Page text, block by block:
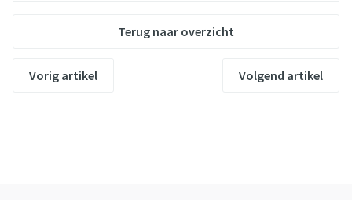
Terug naar overzicht
Vorig artikel Volgend artikel